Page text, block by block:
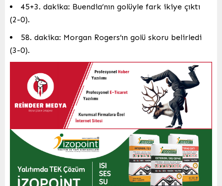
45+3. dakika: Buendia’nın golüyle fark ikiye çıktı
(2-0).
58. dakika: Morgan Rogers’ın golü skoru belirledi
(3-0).